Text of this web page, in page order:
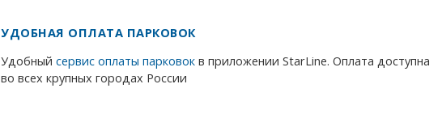
УДОБНАЯ ОПЛАТА ПАРКОВОК
Удобный сервис оплаты парковок в приложении StarLine. Оплата доступна
во всех крупных городах России